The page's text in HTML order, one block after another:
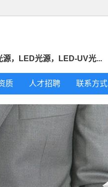
源，LED光源，LED-UV光...
质 人才招聘 联系方式